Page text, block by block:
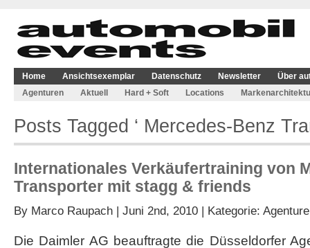
Home Ansichtsexemplar Datenschutz Newsletter
Über
Agenturen
Aktuell Hard + Soft Locations
Posts Tagged ‘ Mercedes-Benz
Internationales Verkäufertraining von
Transporter mit stagg & friends
By Marco Raupach | Juni 2nd, 2010 | Kategorie:
Die Daimler AG beauftragte die Düsseldorfer